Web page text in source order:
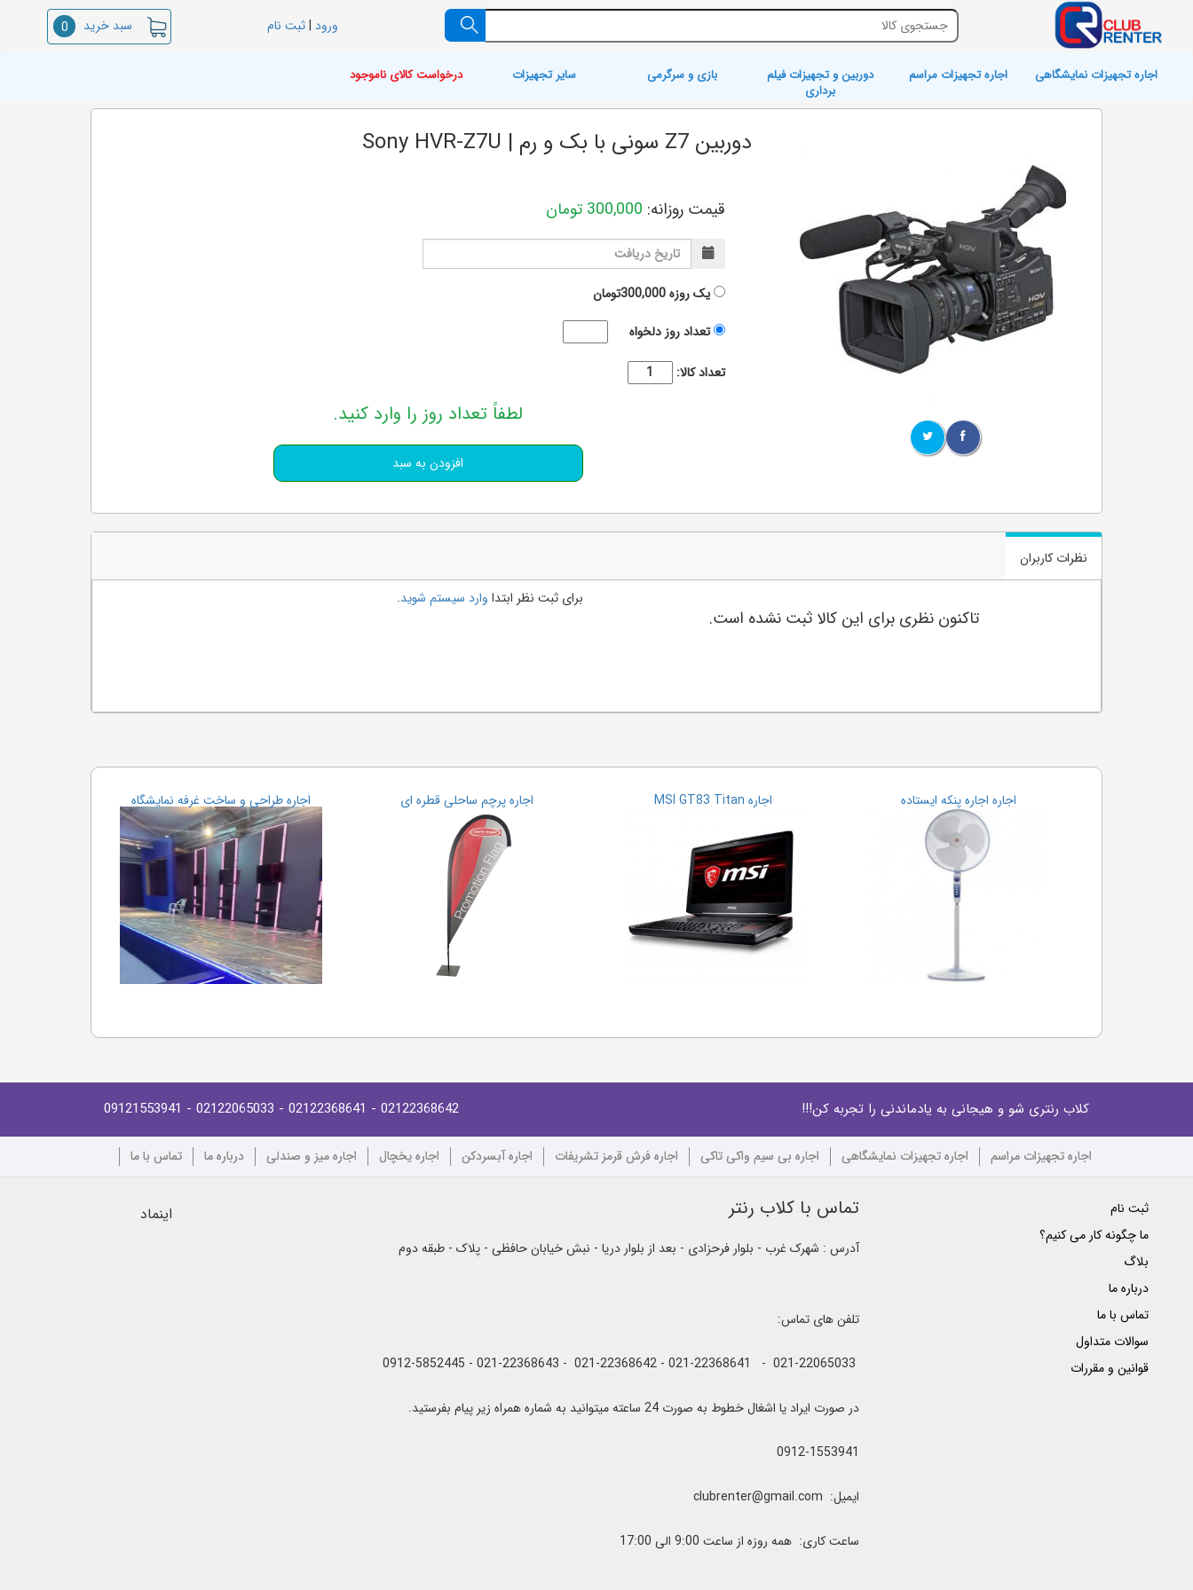
ورود |ثبت نام سبد خرید 0
اجاره تجهیزات نمایشگاهی اجاره تجهیزات مراسم
دوربین و تجهیزات فیلم
برداری
بازی و سرگرمی سایر تجهیزات درخواست کالای ناموجود
دوربین Z7 سونی با بک و رم | Sony HVR-Z7U
قیمت روزانه: 300,000 تومان
یک روزه300,000تومان
تعداد روز دلخواه
تعداد کالا:
لطفاً تعداد روز را وارد کنید.
نظرات کاربران
تاکنون نظری برای این کالا ثبت نشده است.
برای ثبت نظر ابتدا وارد سیستم شوید.
اجاره اجاره پنکه ایستاده اجاره MSI GT83 Titan اجاره پرچم ساحلی قطره ای اجاره طراحی و ساخت غرفه نمایشگاه
کلاب رنتری شو و هیجانی به یادماندنی را تجربه کن!!! 02122368642
- 02122368641
- 02122065033
- 09121553941
اجاره تجهیزات مراسم اجاره تجهیزات نمایشگاهی اجاره بی سیم واکی تاکی اجاره فرش قرمز تشریفات اجاره آبسردکن اجاره یخچال اجاره میز و صندلی درباره ما تماس با ما
ثبت نام
ما چگونه کار می کنیم؟
بلاگ
درباره ما
تماس با ما
سوالات متداول
قوانین و مقررات
تماس با کلاب رنتر
آدرس : شهرک غرب - بلوار فرحزادی - بعد از بلوار دریا - نبش خیابان حافظی - پلاک - طبقه دوم
تلفن های تماس:
در صورت ایراد یا اشغال خطوط به صورت 24 ساعته میتوانید به شماره همراه زیر پیام بفرستید.
0912-1553941
ایمیل: clubrenter@gmail.com
ساعت کاری: همه روزه از ساعت 9:00 الی 17:00
اینماد